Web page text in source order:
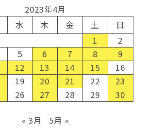
2023年4月
水 木 金 土
日
1
2
5 6 7 8
9
12 13 14 15
16
19 20 21 22
23
26 27 28 29 30
« 3月 5月 »